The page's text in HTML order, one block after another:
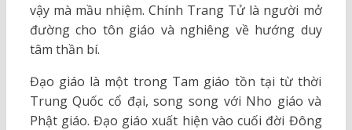
vậy mà mầu nhiệm. Chính Trang Tử là người mở
đường cho tôn giáo và nghiêng về hướng duy
tâm thần bí.
Đạo giáo là một trong Tam giáo tồn tại từ thời
Trung Quốc cổ đại, song song với Nho giáo và
Phật giáo. Đạo giáo xuất hiện vào cuối đời Đông